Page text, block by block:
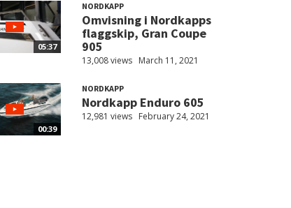
05:37
NORDKAPP
Omvisning i Nordkapps
flaggskip, Gran Coupe
905
13,008 views March 11, 2021
00:39
NORDKAPP
Nordkapp Enduro 605
12,981 views February 24, 2021